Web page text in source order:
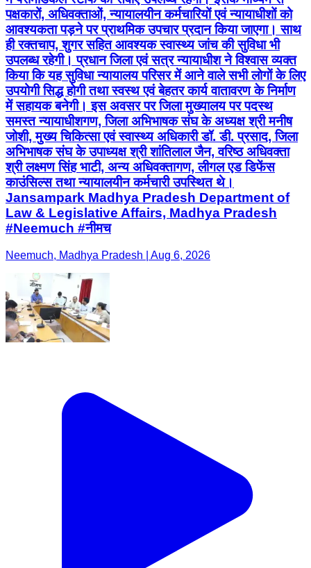
पक्षकारों, अधिवक्ताओं, न्यायालयीन कर्मचारियों एवं न्यायाधीशों को
आवश्यकता पड़ने पर प्राथमिक उपचार प्रदान किया जाएगा। साथ
ही रक्तचाप, शुगर सहित आवश्यक स्वास्थ्य जांच की सुविधा भी
उपलब्ध रहेगी। प्रधान जिला एवं सत्र न्यायाधीश ने विश्वास व्यक्त
किया कि यह सुविधा न्यायालय परिसर में आने वाले सभी लोगों के लिए
उपयोगी सिद्ध होगी तथा स्वस्थ एवं बेहतर कार्य वातावरण के निर्माण
में सहायक बनेगी। इस अवसर पर जिला मुख्यालय पर पदस्थ
समस्त न्यायाधीशगण, जिला अभिभाषक संघ के अध्यक्ष श्री मनीष
जोशी, मुख्य चिकित्सा एवं स्वास्थ्य अधिकारी डॉ. डी. प्रसाद, जिला
अभिभाषक संघ के उपाध्यक्ष श्री शांतिलाल जैन, वरिष्ठ अधिवक्ता
श्री लक्ष्मण सिंह भाटी, अन्य अधिवक्तागण, लीगल एड डिफेंस
काउंसिल्स तथा न्यायालयीन कर्मचारी उपस्थित थे।
Jansampark Madhya Pradesh Department of
Law & Legislative Affairs, Madhya Pradesh
#Neemuch #नीमच
Neemuch, Madhya Pradesh | Aug 6, 2026